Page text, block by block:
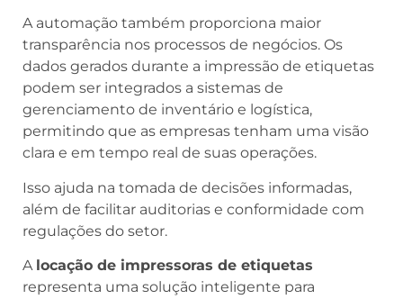
A automação também proporciona maior
transparência nos processos de negócios. Os
dados gerados durante a impressão de etiquetas
podem ser integrados a sistemas de
gerenciamento de inventário e logística,
permitindo que as empresas tenham uma visão
clara e em tempo real de suas operações.
Isso ajuda na tomada de decisões informadas,
além de facilitar auditorias e conformidade com
regulações do setor.
A locação de impressoras de etiquetas
representa uma solução inteligente para